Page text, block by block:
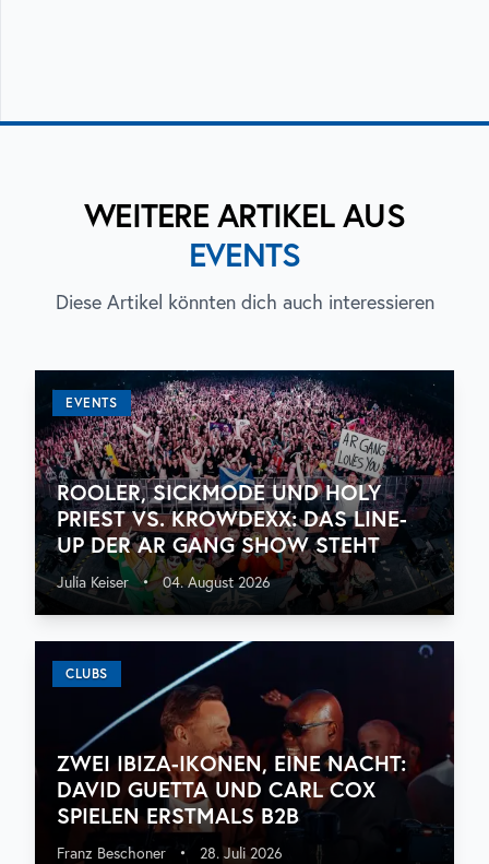
WEITERE ARTIKEL AUS
EVENTS
Diese Artikel könnten dich auch interessieren
EVENTS
ROOLER, SICKMODE UND HOLY
PRIEST VS. KROWDEXX: DAS LINE-
UP DER AR GANG SHOW STEHT
Julia Keiser • 04. August 2026
CLUBS
ZWEI IBIZA-IKONEN, EINE NACHT:
DAVID GUETTA UND CARL COX
SPIELEN ERSTMALS B2B
Franz Beschoner • 28. Juli 2026